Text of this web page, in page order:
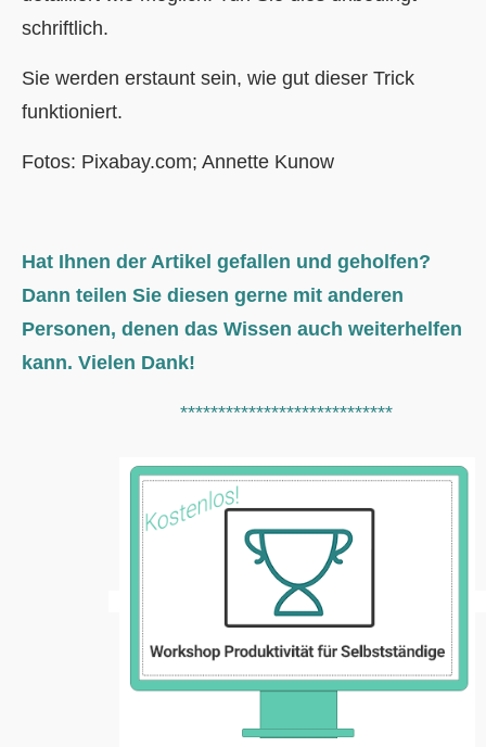
schriftlich.
Sie werden erstaunt sein, wie gut dieser Trick
funktioniert.
Fotos: Pixabay.com; Annette Kunow
Hat Ihnen der Artikel gefallen und geholfen?
Dann teilen Sie diesen gerne mit anderen
Personen, denen das Wissen auch weiterhelfen
kann. Vielen Dank!
****************************